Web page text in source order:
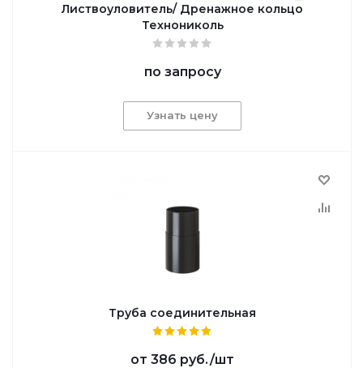
Листвоуловитель/ Дренажное кольцо
Технониколь
по запросу
Узнать цену
Труба соединительная
от 386 руб./шт